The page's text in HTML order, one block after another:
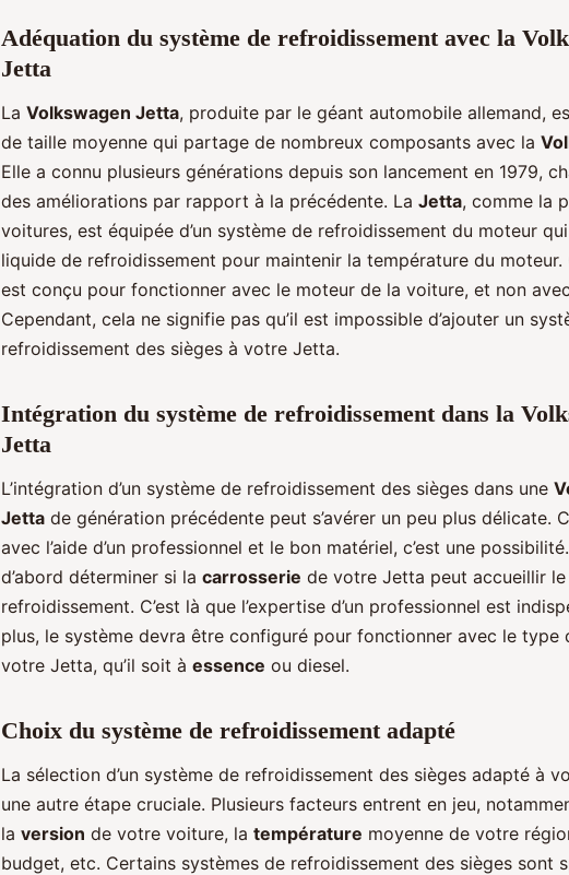
Adéquation du système de refroidissement avec la
Jetta
La Volkswagen Jetta, produite par le géant automobile allemand,
de taille moyenne qui partage de nombreux composants avec la
Elle a connu plusieurs générations depuis son lancement en 1979,
des améliorations par rapport à la précédente. La Jetta, comme la
voitures, est équipée d’un système de refroidissement du moteur
liquide de refroidissement pour maintenir la température du moteur.
est conçu pour fonctionner avec le moteur de la voiture, et non
Cependant, cela ne signifie pas qu’il est impossible d’ajouter un
refroidissement des sièges à votre Jetta.
Intégration du système de refroidissement dans la
Jetta
L’intégration d’un système de refroidissement des sièges dans une
Jetta de génération précédente peut s’avérer un peu plus délicate.
avec l’aide d’un professionnel et le bon matériel, c’est une
d’abord déterminer si la carrosserie de votre Jetta peut accueillir
refroidissement. C’est là que l’expertise d’un professionnel est
plus, le système devra être configuré pour fonctionner avec le type
votre Jetta, qu’il soit à essence ou diesel.
Choix du système de refroidissement adapté
La sélection d’un système de refroidissement des sièges adapté à
une autre étape cruciale. Plusieurs facteurs entrent en jeu,
la version de votre voiture, la température moyenne de votre
budget, etc. Certains systèmes de refroidissement des sièges sont